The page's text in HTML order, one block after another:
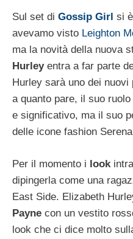
Sul set di Gossip Girl si
avevamo visto Leighton
ma la novità della nuova
Hurleyentra a far parte
Hurley sarà uno dei
a quanto pare, il suo
e significativo, ma il suo
delle icone fashion
Per il momento i look
dipingerla come una
East Side. Elizabeth
Payne con un vestito
look che ci dice molto